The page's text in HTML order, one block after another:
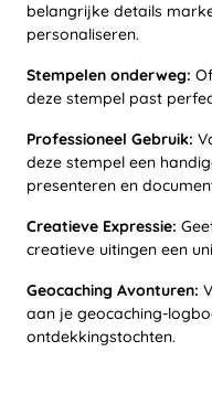
belangrijke details
personaliseren.
Stempelen onderweg:
deze stempel past
Professioneel Gebruik:
deze stempel een
presenteren en
Creatieve Expressie:
creatieve uitingen een
Geocaching Avonturen:
aan je geocaching-
ontdekkingstochten.